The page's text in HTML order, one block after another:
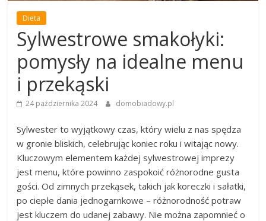
Dieta
Sylwestrowe smakołyki:
pomysły na idealne menu
i przekąski
24 października 2024 domobiadowy.pl
Sylwester to wyjątkowy czas, który wielu z nas spędza
w gronie bliskich, celebrując koniec roku i witając nowy.
Kluczowym elementem każdej sylwestrowej imprezy
jest menu, które powinno zaspokoić różnorodne gusta
gości. Od zimnych przekąsek, takich jak koreczki i sałatki,
po ciepłe dania jednogarnkowe – różnorodność potraw
jest kluczem do udanej zabawy. Nie można zapomnieć o